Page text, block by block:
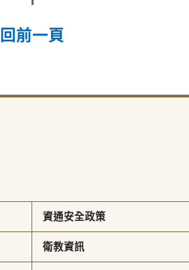
回前一頁
資通安全政策
衛教資訊